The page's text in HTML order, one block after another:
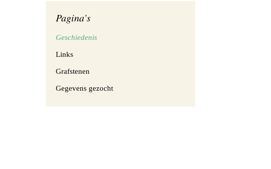
Pagina’s
Geschiedenis
Links
Grafstenen
Gegevens gezocht